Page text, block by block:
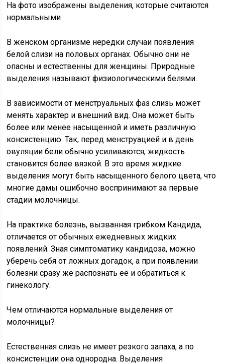
На фото изображены выделения, которые считаются
нормальными
В женском организме нередки случаи появления
белой слизи на половых органах. Обычно они не
опасны и естественны для женщины. Природные
выделения называют физиологическими белями.
В зависимости от менструальных фаз слизь может
менять характер и внешний вид. Она может быть
более или менее насыщенной и иметь различную
консистенцию. Так, перед менструацией и в день
овуляции бели обычно усиливаются, жидкость
становится более вязкой. В это время жидкие
выделения могут быть насыщенного белого цвета, что
многие дамы ошибочно воспринимают за первые
стадии молочницы.
На практике болезнь, вызванная грибком Кандида,
отличается от обычных ежедневных жидких
появлений. Зная симптоматику кандидоза, можно
уберечь себя от ложных догадок, а при появлении
болезни сразу же распознать её и обратиться к
гинекологу.
Чем отличаются нормальные выделения от
молочницы?
Естественная слизь не имеет резкого запаха, а по
консистенции она однородна. Выделения